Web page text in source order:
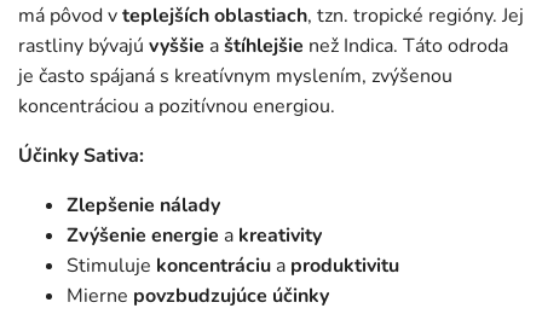
má pôvod vteplejších oblastiach, tzn. tropické regióny. Jej
rastliny bývajú vyššie aštíhlejšie než Indica. Táto odroda
je často spájaná s kreatívnym myslením, zvýšenou
koncentráciou a pozitívnou energiou.
Účinky Sativa:
Zlepšenie nálady
Zvýšenie energie a kreativity
Stimuluje koncentráciu a produktivitu
Mierne povzbudzujúce účinky